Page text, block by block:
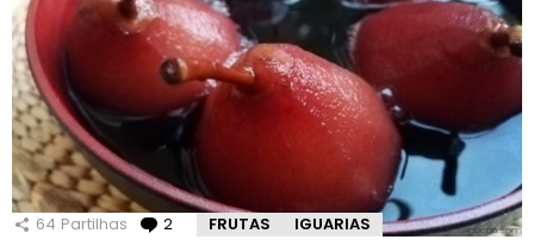
64 Partilhas 2 Comentários
FRUTAS IGUARIAS